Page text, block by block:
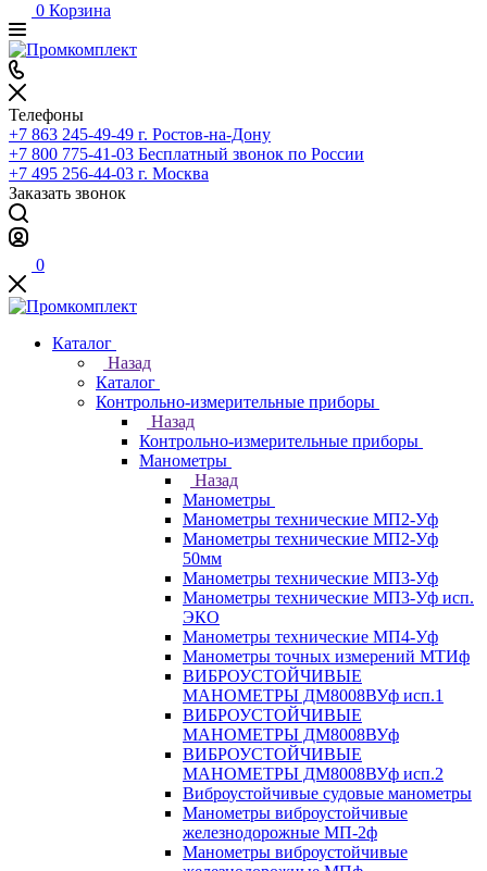
0 Корзина
Телефоны
+7 863 245-49-49 г. Ростов-на-Дону
+7 800 775-41-03 Бесплатный звонок по России
+7 495 256-44-03 г. Москва
Заказать звонок
0
Каталог
Назад
Каталог
Контрольно-измерительные приборы
Назад
Контрольно-измерительные приборы
Манометры
Назад
Манометры
Манометры технические МП2-Уф
Манометры технические МП2-Уф
50мм
Манометры технические МП3-Уф
Манометры технические МП3-Уф исп.
ЭКО
Манометры технические МП4-Уф
Манометры точных измерений МТИф
ВИБРОУСТОЙЧИВЫЕ
МАНОМЕТРЫ ДМ8008ВУф исп.1
ВИБРОУСТОЙЧИВЫЕ
МАНОМЕТРЫ ДМ8008ВУф
ВИБРОУСТОЙЧИВЫЕ
МАНОМЕТРЫ ДМ8008ВУф исп.2
Виброустойчивые судовые манометры
Манометры виброустойчивые
железнодорожные МП-2ф
Манометры виброустойчивые